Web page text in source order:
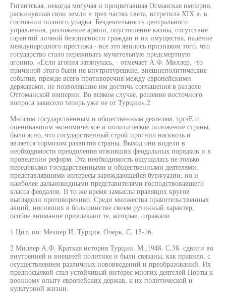
Гигантская, некогда могучая и процветавшая Османская империя,
раскинувшая свои земли в трех частях света, встретила XIX в. в
состоянии полного упадка. Бездеятельность центрального
управления, разложение армии, опустошение казны, отсутствие
гарантий личной безопасности граждан и их имущества, падение
международного престижа - все это явилось признаком того, что
государство стало переживать мучительную предсмертную
агонию. «Если агония затянулась, - отмечает А.Ф. Миллер, -то
причиной этого были не внутритурецкие, внешнеполитические
события, прежде всего противоречия между европейскими
державами, не позволявшие им достичь соглашения в разделе
Оттоманской империи. Во всяком случае, решение восточного
вопроса зависело теперь уже не от Турции».2
Многим государственным и общественным деятелям, трсзЕ.о
оценивавшим экономическое и политическое положение страны,
было ясно, что государственный строй прогнил насквозь и
является тормозом развития страны. Выход они видели в
необходимости преодоления отживших феодальных порядков и в
проведении реформ. Эта необходимость ощущалась не только
передовыми государственными и общественными деятелями,
представлявшими интересы зарождающейся буржуазии, но и
наиболее дальновидными представителями господствовавшего
класса феодалов. В то же время замыслы правящих кругов
выглядели противоречиво. Среди множества правительственных
акций, носивших в большинстве своем рутинный характер,
особое внимание привлекают те, которые, отражали
1 Цит. по: Мезиер И. Турция. Очерк. С. 15-16.
2 Миллер А.Ф. Краткая история Турции. М.,1948. С.38. сдвиги во
внутренней и внешней политике и были связаны, как правило, с
осуществлением различных нововведений и преобразований. Их
предпосылкой стал устойчивый интерес многих деятелей Порты к
военному опыту европейских держав, к их политической и
культурной жизни.